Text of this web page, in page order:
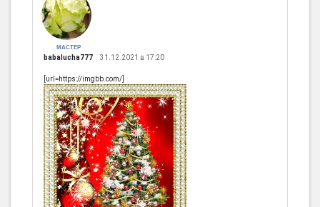
МАСТЕР
babalucha777 31.12.2021 в 17:20
[url=https://imgbb.com/]